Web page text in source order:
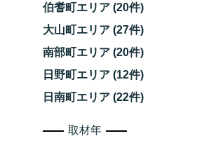
伯耆町エリア (20件)
大山町エリア (27件)
南部町エリア (20件)
日野町エリア (12件)
日南町エリア (22件)
取材年